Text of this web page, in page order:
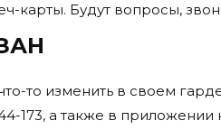
карты. Будут вопросы,
то изменить в своем
173, а также в